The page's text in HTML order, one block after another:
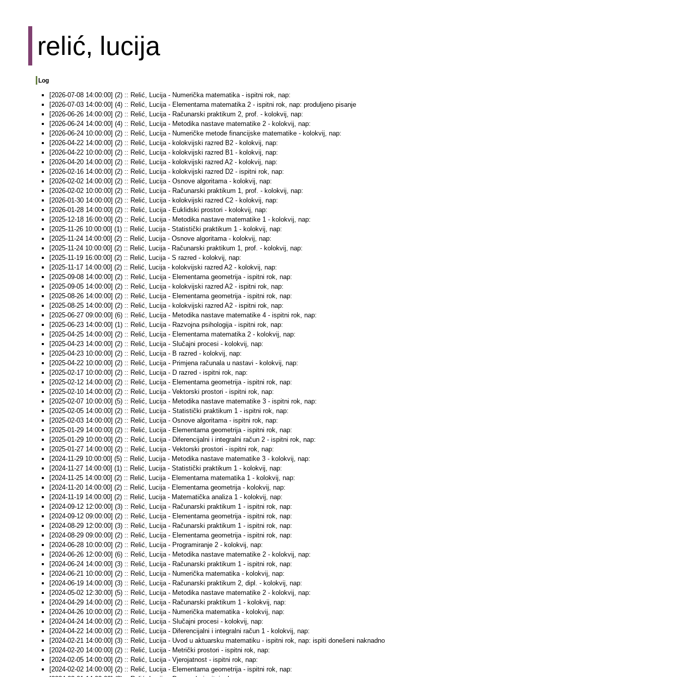
relić, lucija
Log
[2026-07-08 14:00:00] (2) :: Relić, Lucija - Numerička matematika - ispitni rok, nap:
[2026-07-03 14:00:00] (4) :: Relić, Lucija - Elementarna matematika 2 - ispitni rok, nap: produljeno pisanje
[2026-06-26 14:00:00] (2) :: Relić, Lucija - Računarski praktikum 2, prof. - kolokvij, nap:
[2026-06-24 14:00:00] (4) :: Relić, Lucija - Metodika nastave matematike 2 - kolokvij, nap:
[2026-06-24 10:00:00] (2) :: Relić, Lucija - Numeričke metode financijske matematike - kolokvij, nap:
[2026-04-22 14:00:00] (2) :: Relić, Lucija - kolokvijski razred B2 - kolokvij, nap:
[2026-04-22 10:00:00] (2) :: Relić, Lucija - kolokvijski razred B1 - kolokvij, nap:
[2026-04-20 14:00:00] (2) :: Relić, Lucija - kolokvijski razred A2 - kolokvij, nap:
[2026-02-16 14:00:00] (2) :: Relić, Lucija - kolokvijski razred D2 - ispitni rok, nap:
[2026-02-02 14:00:00] (2) :: Relić, Lucija - Osnove algoritama - kolokvij, nap:
[2026-02-02 10:00:00] (2) :: Relić, Lucija - Računarski praktikum 1, prof. - kolokvij, nap:
[2026-01-30 14:00:00] (2) :: Relić, Lucija - kolokvijski razred C2 - kolokvij, nap:
[2026-01-28 14:00:00] (2) :: Relić, Lucija - Euklidski prostori - kolokvij, nap:
[2025-12-18 16:00:00] (2) :: Relić, Lucija - Metodika nastave matematike 1 - kolokvij, nap:
[2025-11-26 10:00:00] (1) :: Relić, Lucija - Statistički praktikum 1 - kolokvij, nap:
[2025-11-24 14:00:00] (2) :: Relić, Lucija - Osnove algoritama - kolokvij, nap:
[2025-11-24 10:00:00] (2) :: Relić, Lucija - Računarski praktikum 1, prof. - kolokvij, nap:
[2025-11-19 16:00:00] (2) :: Relić, Lucija - S razred - kolokvij, nap:
[2025-11-17 14:00:00] (2) :: Relić, Lucija - kolokvijski razred A2 - kolokvij, nap:
[2025-09-08 14:00:00] (2) :: Relić, Lucija - Elementarna geometrija - ispitni rok, nap:
[2025-09-05 14:00:00] (2) :: Relić, Lucija - kolokvijski razred A2 - ispitni rok, nap:
[2025-08-26 14:00:00] (2) :: Relić, Lucija - Elementarna geometrija - ispitni rok, nap:
[2025-08-25 14:00:00] (2) :: Relić, Lucija - kolokvijski razred A2 - ispitni rok, nap:
[2025-06-27 09:00:00] (6) :: Relić, Lucija - Metodika nastave matematike 4 - ispitni rok, nap:
[2025-06-23 14:00:00] (1) :: Relić, Lucija - Razvojna psihologija - ispitni rok, nap:
[2025-04-25 14:00:00] (2) :: Relić, Lucija - Elementarna matematika 2 - kolokvij, nap:
[2025-04-23 14:00:00] (2) :: Relić, Lucija - Slučajni procesi - kolokvij, nap:
[2025-04-23 10:00:00] (2) :: Relić, Lucija - B razred - kolokvij, nap:
[2025-04-22 10:00:00] (2) :: Relić, Lucija - Primjena računala u nastavi - kolokvij, nap:
[2025-02-17 10:00:00] (2) :: Relić, Lucija - D razred - ispitni rok, nap:
[2025-02-12 14:00:00] (2) :: Relić, Lucija - Elementarna geometrija - ispitni rok, nap:
[2025-02-10 14:00:00] (2) :: Relić, Lucija - Vektorski prostori - ispitni rok, nap:
[2025-02-07 10:00:00] (5) :: Relić, Lucija - Metodika nastave matematike 3 - ispitni rok, nap:
[2025-02-05 14:00:00] (2) :: Relić, Lucija - Statistički praktikum 1 - ispitni rok, nap:
[2025-02-03 14:00:00] (2) :: Relić, Lucija - Osnove algoritama - ispitni rok, nap:
[2025-01-29 14:00:00] (2) :: Relić, Lucija - Elementarna geometrija - ispitni rok, nap:
[2025-01-29 10:00:00] (2) :: Relić, Lucija - Diferencijalni i integralni račun 2 - ispitni rok, nap:
[2025-01-27 14:00:00] (2) :: Relić, Lucija - Vektorski prostori - ispitni rok, nap:
[2024-11-29 10:00:00] (5) :: Relić, Lucija - Metodika nastave matematike 3 - kolokvij, nap:
[2024-11-27 14:00:00] (1) :: Relić, Lucija - Statistički praktikum 1 - kolokvij, nap:
[2024-11-25 14:00:00] (2) :: Relić, Lucija - Elementarna matematika 1 - kolokvij, nap:
[2024-11-20 14:00:00] (2) :: Relić, Lucija - Elementarna geometrija - kolokvij, nap:
[2024-11-19 14:00:00] (2) :: Relić, Lucija - Matematička analiza 1 - kolokvij, nap:
[2024-09-12 12:00:00] (3) :: Relić, Lucija - Računarski praktikum 1 - ispitni rok, nap:
[2024-09-12 09:00:00] (2) :: Relić, Lucija - Elementarna geometrija - ispitni rok, nap:
[2024-08-29 12:00:00] (3) :: Relić, Lucija - Računarski praktikum 1 - ispitni rok, nap:
[2024-08-29 09:00:00] (2) :: Relić, Lucija - Elementarna geometrija - ispitni rok, nap:
[2024-06-28 10:00:00] (2) :: Relić, Lucija - Programiranje 2 - kolokvij, nap:
[2024-06-26 12:00:00] (6) :: Relić, Lucija - Metodika nastave matematike 2 - kolokvij, nap:
[2024-06-24 14:00:00] (3) :: Relić, Lucija - Računarski praktikum 1 - ispitni rok, nap:
[2024-06-21 10:00:00] (2) :: Relić, Lucija - Numerička matematika - kolokvij, nap:
[2024-06-19 14:00:00] (3) :: Relić, Lucija - Računarski praktikum 2, dipl. - kolokvij, nap:
[2024-05-02 12:30:00] (5) :: Relić, Lucija - Metodika nastave matematike 2 - kolokvij, nap:
[2024-04-29 14:00:00] (2) :: Relić, Lucija - Računarski praktikum 1 - kolokvij, nap:
[2024-04-26 10:00:00] (2) :: Relić, Lucija - Numerička matematika - kolokvij, nap:
[2024-04-24 14:00:00] (2) :: Relić, Lucija - Slučajni procesi - kolokvij, nap:
[2024-04-22 14:00:00] (2) :: Relić, Lucija - Diferencijalni i integralni račun 1 - kolokvij, nap:
[2024-02-21 14:00:00] (3) :: Relić, Lucija - Uvod u aktuarsku matematiku - ispitni rok, nap: ispiti donešeni naknadno
[2024-02-20 14:00:00] (2) :: Relić, Lucija - Metrički prostori - ispitni rok, nap:
[2024-02-05 14:00:00] (2) :: Relić, Lucija - Vjerojatnost - ispitni rok, nap:
[2024-02-02 14:00:00] (2) :: Relić, Lucija - Elementarna geometrija - ispitni rok, nap: